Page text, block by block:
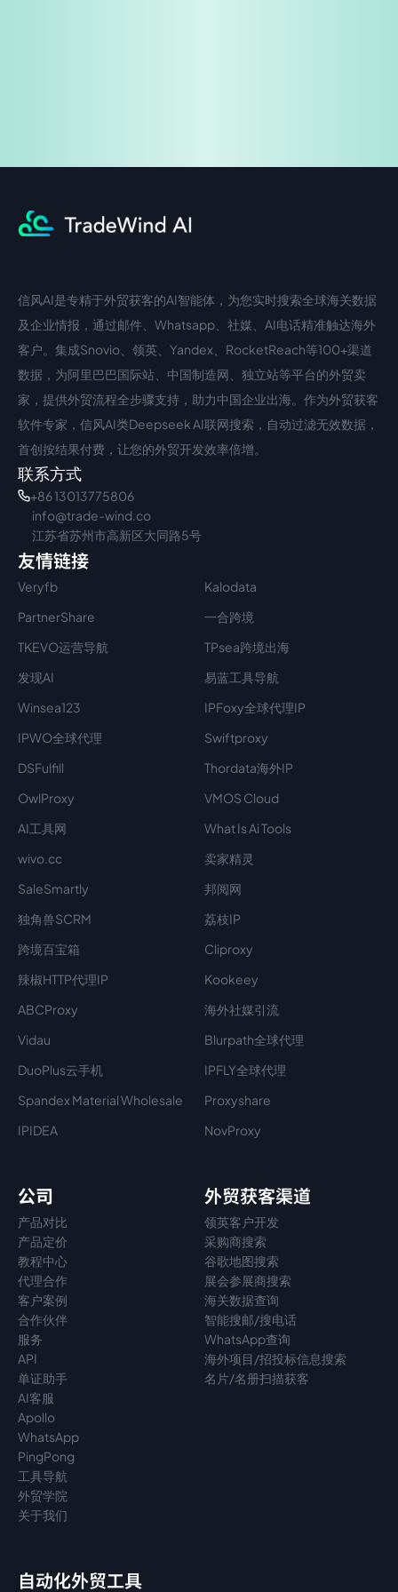
中文入口
信风AI是专精于外贸获客的AI智能体，为您实时搜索全球海关数据
及企业情报，通过邮件、Whatsapp、社媒、AI电话精准触达海外
客户。集成Snovio、领英、Yandex、RocketReach等100+渠道
数据，为阿里巴巴国际站、中国制造网、独立站等平台的外贸卖
家，提供外贸流程全步骤支持，助力中国企业出海。作为外贸获客
软件专家，信风AI类Deepseek AI联网搜索，自动过滤无效数据，
首创按结果付费，让您的外贸开发效率倍增。
联系方式
+86 13013775806
info@trade-wind.co
江苏省苏州市高新区大同路5号
友情链接
Veryfb
Kalodata
PartnerShare
一合跨境
TKEVO运营导航
TPsea跨境出海
发现AI
易蓝工具导航
Winsea123
IPFoxy全球代理IP
IPWO全球代理
Swiftproxy
DSFulfill
Thordata海外IP
OwlProxy
VMOS Cloud
AI工具网
What Is Ai Tools
wivo.cc
卖家精灵
SaleSmartly
邦阅网
独角兽SCRM
荔枝IP
跨境百宝箱
Cliproxy
辣椒HTTP代理IP
Kookeey
ABCProxy
海外社媒引流
Vidau
Blurpath全球代理
DuoPlus云手机
IPFLY全球代理
Spandex Material Wholesale​
Proxyshare
IPIDEA
NovProxy
公司
产品对比
产品定价
教程中心
代理合作
客户案例
合作伙伴
服务
API
单证助手
AI客服
Apollo
WhatsApp
PingPong
工具导航
外贸学院
关于我们
外贸获客渠道
领英客户开发
采购商搜索
谷歌地图搜索
展会参展商搜索
海关数据查询
智能搜邮/搜电话
WhatsApp查询
海外项目/招投标信息搜索
名片/名册扫描获客
自动化外贸工具